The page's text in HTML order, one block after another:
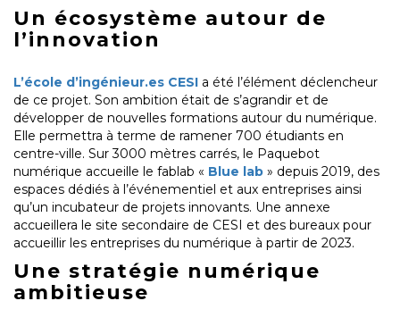
Un écosystème autour de
l’innovation
L’école d’ingénieur.es CESI a été l’élément déclencheur
de ce projet. Son ambition était de s’agrandir et de
développer de nouvelles formations autour du numérique.
Elle permettra à terme de ramener 700 étudiants en
centre-ville. Sur 3000 mètres carrés, le Paquebot
numérique accueille le fablab « Blue lab » depuis 2019, des
espaces dédiés à l’événementiel et aux entreprises ainsi
qu’un incubateur de projets innovants. Une annexe
accueillera le site secondaire de CESI et des bureaux pour
accueillir les entreprises du numérique à partir de 2023.
Une stratégie numérique
ambitieuse